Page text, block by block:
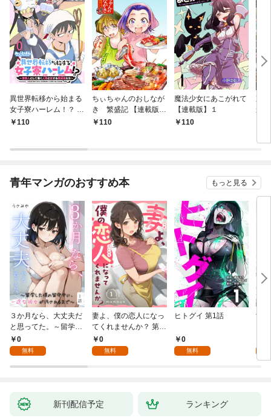
異世界転移から始まる
女子寮ハーレム！？ ～
管理人として働く人間
110
ちぃちゃんのおしなが
き 繁盛記 【連載版】
１110
魔法少女にあこがれて
【連載版】１
110
東
か
な
青年マンガのおすすめ本 もっと見る
３か月なら、大丈夫だ
と思ってた。～留学し
た僕の留守中に、一途
な彼女が汚されるまで
0
無料
妻よ、僕の恋人になっ
てくれませんか？ 第1
話0
無料
ヒトグイ 第1話
0
無料
世
新刊配信予定 ランキング